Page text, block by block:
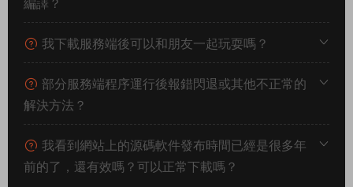
編譯？
我下載服務端後可以和朋友一起玩耍嗎？
部分服務端程序運行後報錯閃退或其他不正常的
解決方法？
我看到網站上的源碼軟件發布時間已經是很多年
前的了，還有效嗎？可以正常下載嗎？